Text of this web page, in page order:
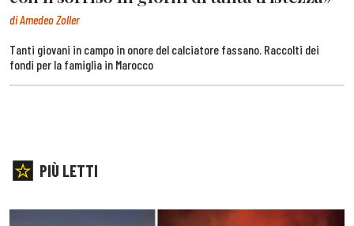
di Amedeo Zoller
Tanti giovani in campo in onore del calciatore fassano. Raccolti dei
fondi per la famiglia in Marocco
PIÙ LETTI